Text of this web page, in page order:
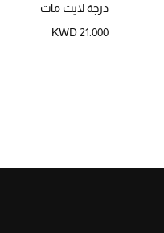
درجة لايت مات
KWD 21.000